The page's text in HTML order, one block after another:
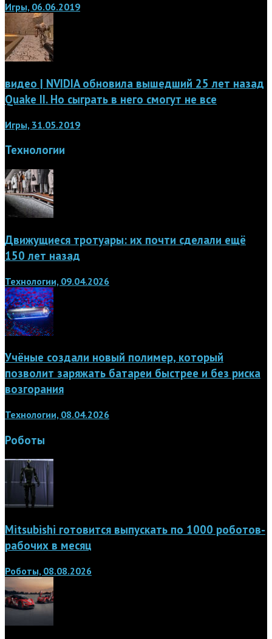
Игры, 06.06.2019
видео | NVIDIA обновила вышедший 25 лет назад
Quake II. Но сыграть в него смогут не все
Игры, 31.05.2019
Технологии
Движущиеся тротуары: их почти сделали ещё
150 лет назад
Технологии, 09.04.2026
Учёные создали новый полимер, который
позволит заряжать батареи быстрее и без риска
возгорания
Технологии, 08.04.2026
Роботы
Mitsubishi готовится выпускать по 1000 роботов-
рабочих в месяц
Роботы, 08.08.2026